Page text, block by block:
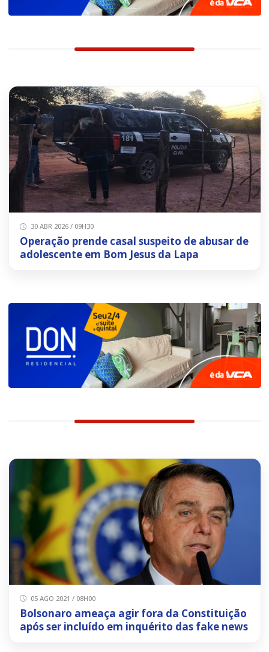
30 ABR 2026 / 09H30
Operação prende casal suspeito de abusar de
adolescente em Bom Jesus da Lapa
05 AGO 2021 / 08H00
Bolsonaro ameaça agir fora da Constituição
após ser incluído em inquérito das fake news